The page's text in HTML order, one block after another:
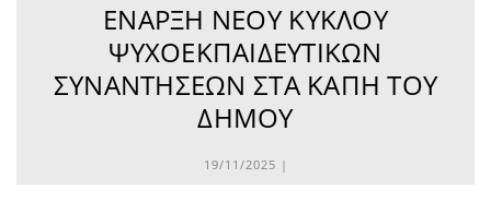
ΈΝΑΡΞΗ ΝΈΟΥ ΚΎΚΛΟΥ
ΨΥΧΟΕΚΠΑΙΔΕΥΤΙΚΏΝ
ΣΥΝΑΝΤΉΣΕΩΝ ΣΤΑ ΚΑΠΗ ΤΟΥ
ΔΉΜΟΥ
19/11/2025 |